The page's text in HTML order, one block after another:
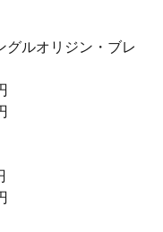
グルオリジン・ブレ